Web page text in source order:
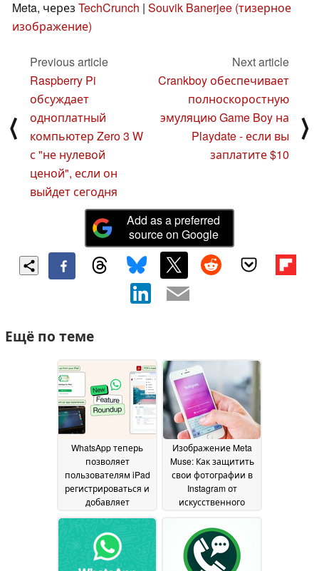
Meta, через TechCrunch | Souvik Banerjee (тизерное
изображение)
⟨
Previous article
Raspberry Pi
обсуждает
одноплатный
компьютер Zero 3 W
с "не нулевой
ценой", если он
выйдет сегодня
Next article
Crankboy обеспечивает
полноскоростную
эмуляцию Game Boy на
Playdate - если вы
заплатите $10
⟩
Add as a preferred
source on Google
Ещё по теме
WhatsApp теперь
позволяет
пользователям iPad
регистрироваться и
добавляет
делиться музыкой в
разделе «Статус»23
July 2026
Изображение Meta
Muse: Как защитить
свои фотографии в
Instagram от
искусственного